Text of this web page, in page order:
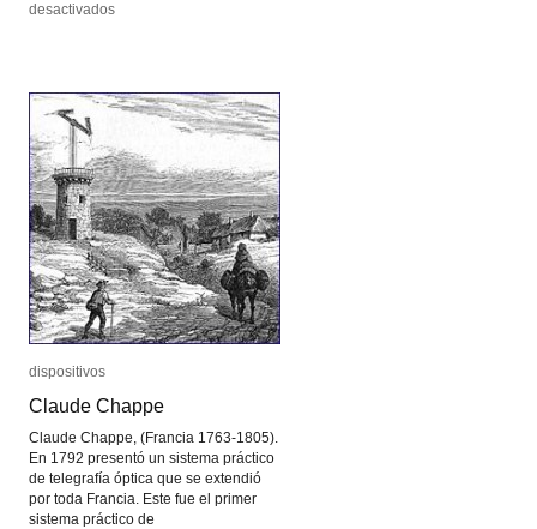
desactivadosen
de
Lumiere
desactivadosen
de
Lumiere
dispositivos
Claude Chappe
Claude Chappe, (Francia 1763-1805).
En 1792 presentó un sistema práctico
de telegrafía óptica que se extendió
por toda Francia. Este fue el primer
sistema práctico de
dispositivos
Claude Chappe